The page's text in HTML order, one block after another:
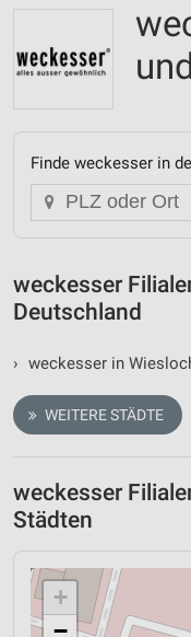
Finde weckesser in
weckesser
Deutschland
› weckesser in
WEITERE STÄDTE
weckesser
Städten
+
−